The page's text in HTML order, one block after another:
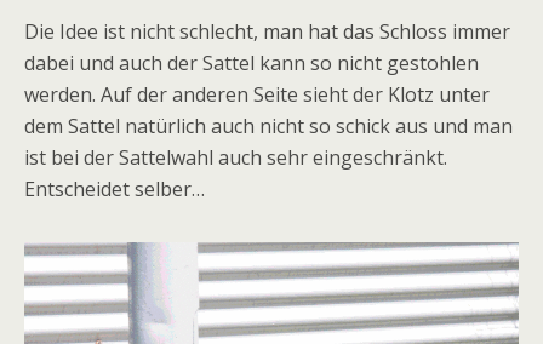
Die Idee ist nicht schlecht, man hat das Schloss immer
dabei und auch der Sattel kann so nicht gestohlen
werden. Auf der anderen Seite sieht der Klotz unter
dem Sattel natürlich auch nicht so schick aus und man
ist bei der Sattelwahl auch sehr eingeschränkt.
Entscheidet selber…